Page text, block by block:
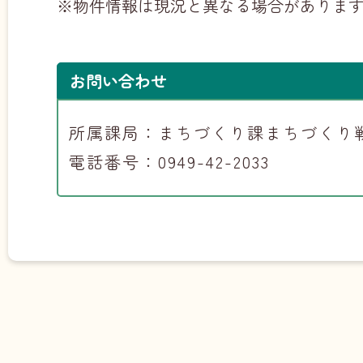
※物件情報は現況と異なる場合があります
お問い合わせ
所属課局：まちづくり課まちづくり
電話番号：0949-42-2033